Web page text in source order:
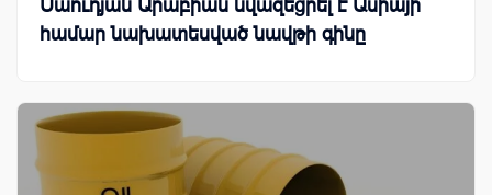
Սաուդյան Արաբիան նվազեցրել է Ասիայի
համար նախատեսված նավթի գինը